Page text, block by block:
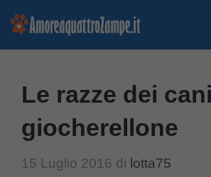
Vai
Le razze dei
giocherellone
15 Luglio 2016 di lotta75